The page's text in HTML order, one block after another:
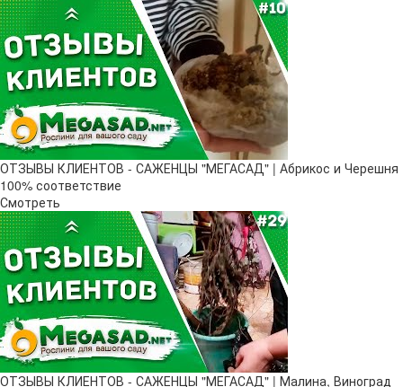
ОТЗЫВЫ КЛИЕНТОВ - САЖЕНЦЫ "МЕГАСАД" | Абрикос и Черешня
100% соответствие
Смотреть
ОТЗЫВЫ КЛИЕНТОВ - САЖЕНЦЫ "МЕГАСАД" | Малина, Виноград